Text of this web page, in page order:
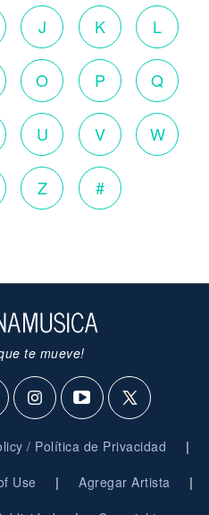
J K L
O P Q
U V W
Z #
te mueve!
/ Política de Privacidad |
Use | Agregar Artista |